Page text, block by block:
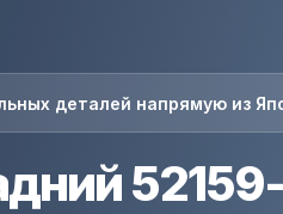
деталей напрямую из